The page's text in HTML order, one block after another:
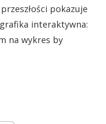
pokazuje
interaktywna:
na wykres by